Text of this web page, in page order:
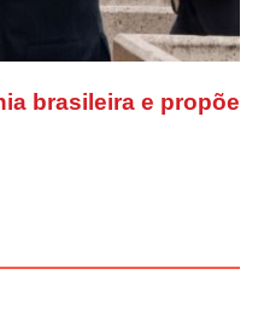
brasileira e propõe